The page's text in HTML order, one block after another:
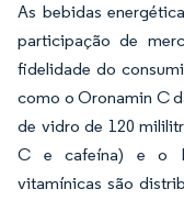
As bebidas
participação de
fidelidade do
como o Oronamin C
de vidro de 120
C e cafeína) e o
vitamínicas são